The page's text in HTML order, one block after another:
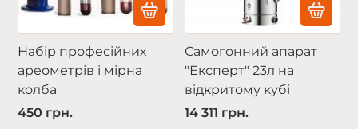
Набір професійних
ареометрів і мірна
колба
450 грн.
Самогонний апарат
"Експерт" 23л на
відкритому кубі
14 311 грн.